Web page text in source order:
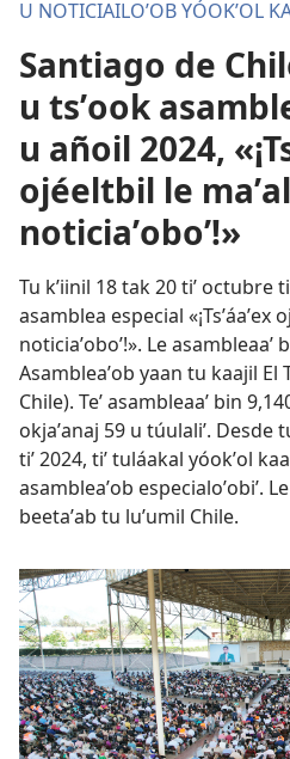
U NOTICIAILOʼOB YÓOKʼOL
Santiago de
u tsʼook
u añoil 2024,
ojéeltbil le
noticiaʼoboʼ!»
Tu kʼiinil 18 tak 20 tiʼ octubre
asamblea especial «¡Tsʼáaʼex
noticiaʼoboʼ!». Le asambleaaʼ
Asambleaʼob yaan tu kaajil El
Chile). Teʼ asambleaaʼ bin
okjaʼanaj 59 u túulaliʼ.
tiʼ 2024, tiʼ tuláakal yóokʼol
asambleaʼob especialoʼobiʼ.
beetaʼab tu luʼumil Chile.